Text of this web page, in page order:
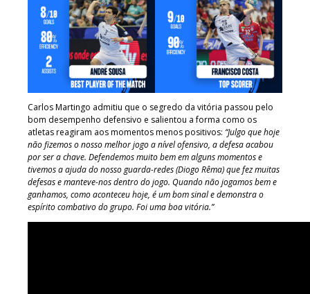
Carlos Martingo admitiu que o segredo da vitória passou pelo
bom desempenho defensivo e salientou a forma como os
atletas reagiram aos momentos menos positivos: “Julgo que hoje
não fizemos o nosso melhor jogo a nível ofensivo, a defesa acabou
por ser a chave. Defendemos muito bem em alguns momentos e
tivemos a ajuda do nosso guarda-redes (Diogo Rêma) que fez muitas
defesas e manteve-nos dentro do jogo. Quando não jogamos bem e
ganhamos, como aconteceu hoje, é um bom sinal e demonstra o
espírito combativo do grupo. Foi uma boa vitória.”